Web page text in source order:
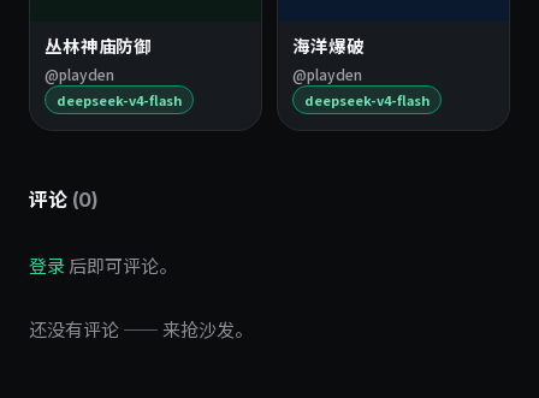
丛林神庙防御
@playden
deepseek-v4-flash
海洋爆破
@playden
deepseek-v4-flash
评论 (0)
登录 后即可评论。
还没有评论 —— 来抢沙发。